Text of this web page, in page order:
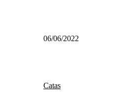
06/06/2022
Catas